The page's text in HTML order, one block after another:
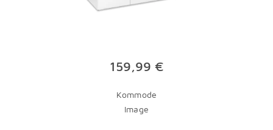
159,99 €
Kommode
Image